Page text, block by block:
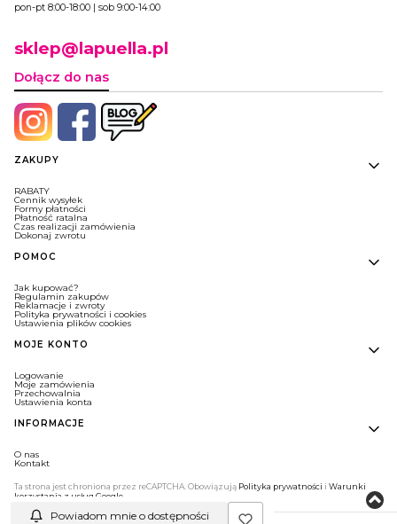
pon-pt 8:00-18:00 | sob 9:00-14:00
sklep@lapuella.pl
Dołącz do nas
Linki w stopce
ZAKUPY
RABATY
Cennik wysyłek
Formy płatności
Płatność ratalna
Czas realizacji zamówienia
Dokonaj zwrotu
POMOC
Jak kupować?
Regulamin zakupów
Reklamacje i zwroty
Polityka prywatności i cookies
Ustawienia plików cookies
MOJE KONTO
Logowanie
Moje zamówienia
Przechowalnia
Ustawienia konta
INFORMACJE
O nas
Kontakt
Ta strona jest chroniona przez reCAPTCHA. Obowiązują Polityka prywatności i Warunki
korzystania z usług Google
Powiadom mnie o dostępności